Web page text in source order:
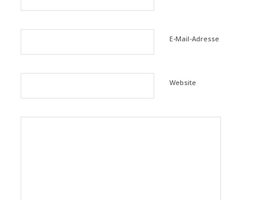
E-Mail-Adresse
Website